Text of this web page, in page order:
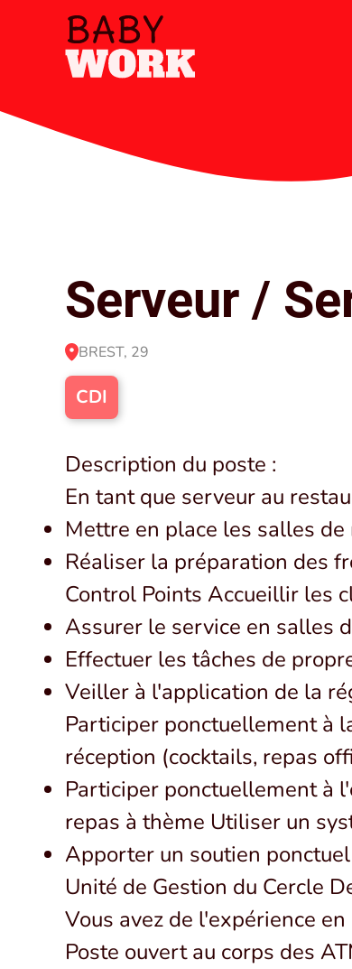
Serveur /
BREST, 29
CDI
Description du poste :
En tant que serveur au
Mettre en place les salles
Réaliser la préparation des
Control Points Accueillir les
Assurer le service en salles
Effectuer les tâches de
Veiller à l'application de la
Participer ponctuellement à
réception (cocktails, repas
Participer ponctuellement à
repas à thème Utiliser un
Apporter un soutien
Unité de Gestion du Cercle
Vous avez de l'expérience
Poste ouvert au corps des